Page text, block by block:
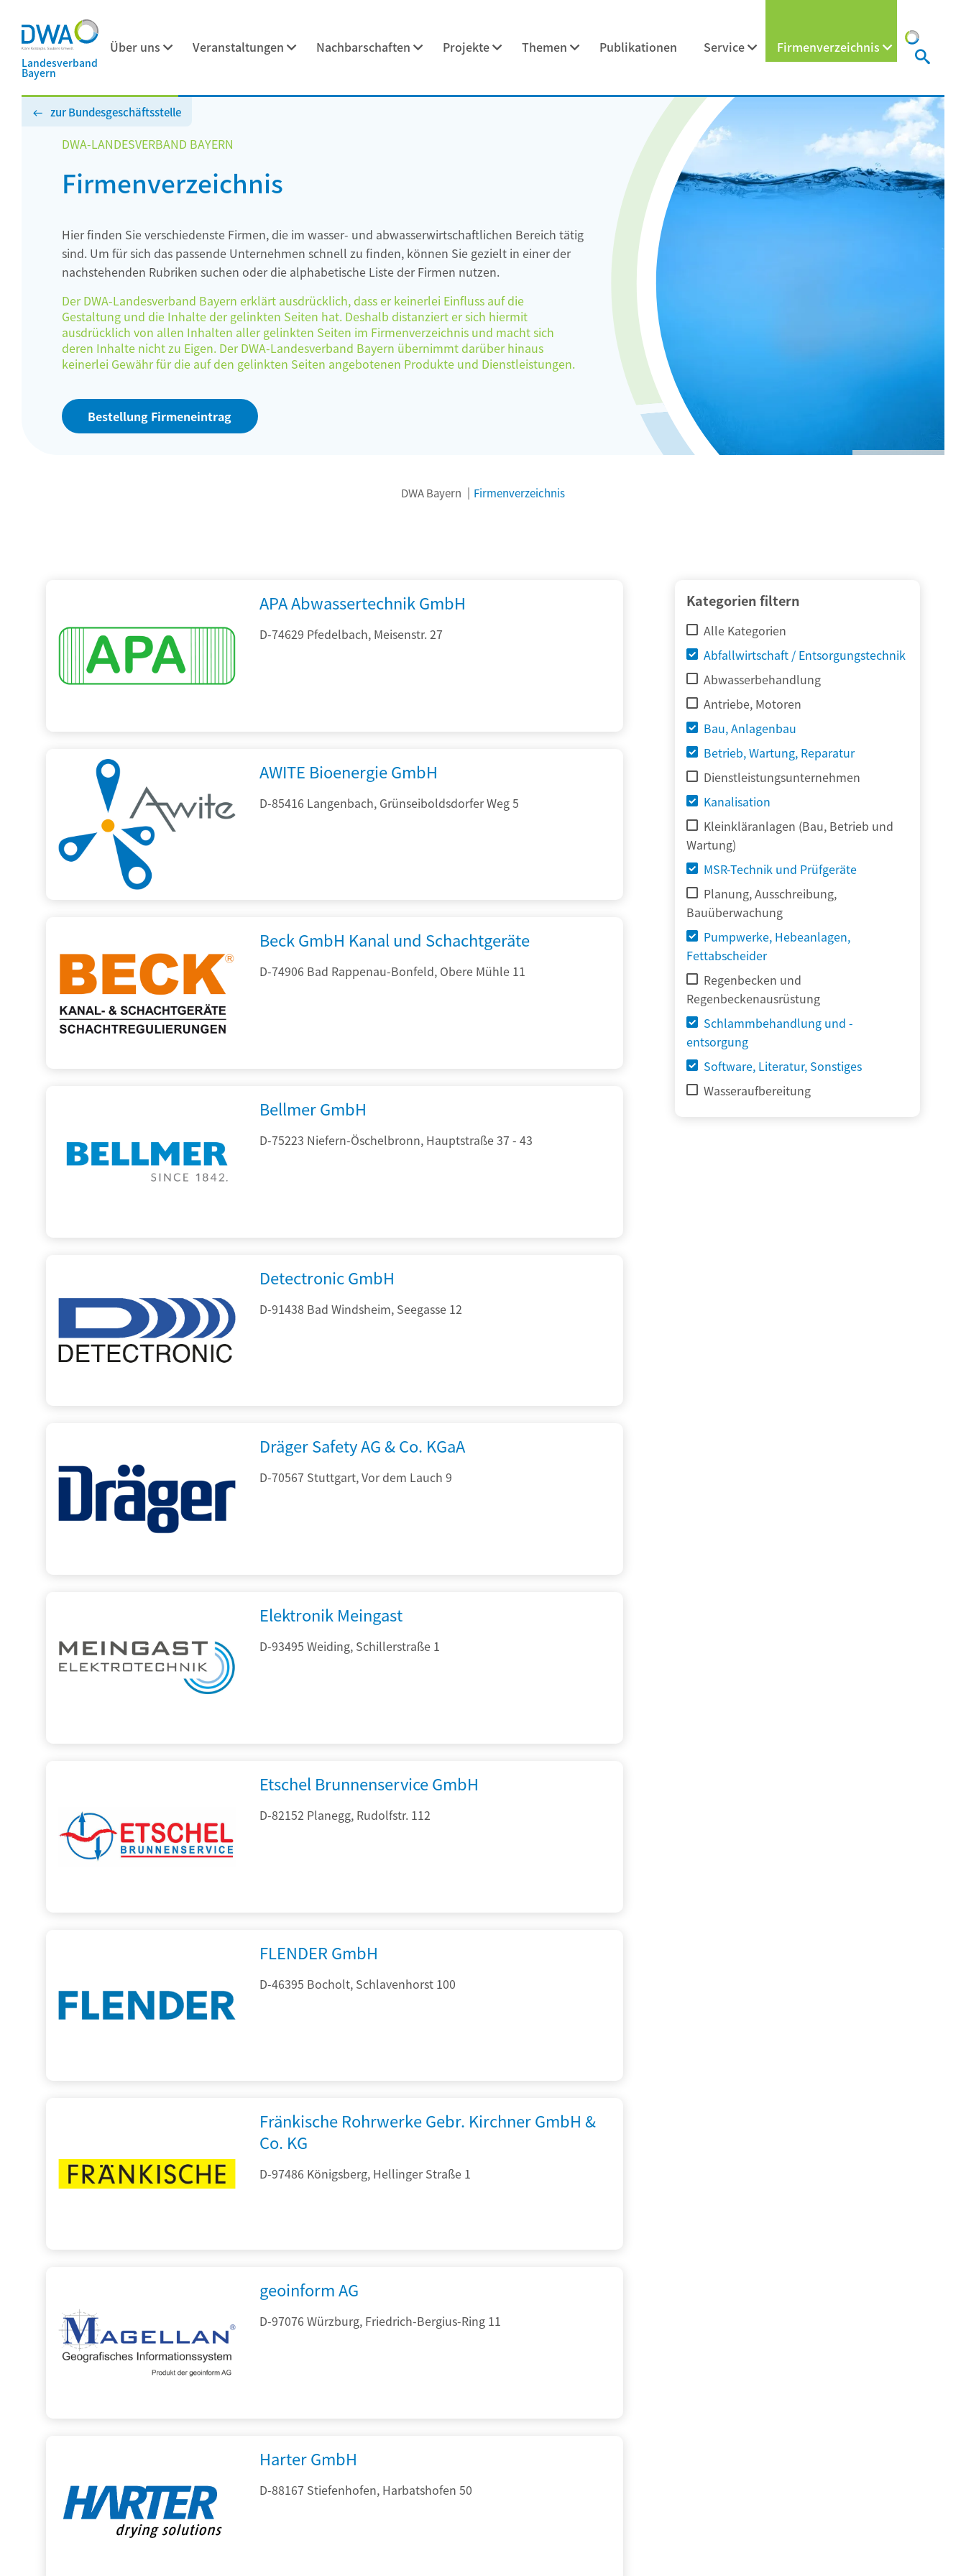
Landesverband
Bayern
Über uns Veranstaltungen Nachbarschaften Projekte Themen Publikationen Service Firmenverzeichnis
zur Bundesgeschäftsstelle
DWA-LANDESVERBAND BAYERN
Firmenverzeichnis
Hier finden Sie verschiedenste Firmen, die im wasser- und abwasserwirtschaftlichen Bereich tätig
sind. Um für sich das passende Unternehmen schnell zu finden, können Sie gezielt in einer der
nachstehenden Rubriken suchen oder die alphabetische Liste der Firmen nutzen.
Der DWA-Landesverband Bayern erklärt ausdrücklich, dass er keinerlei Einfluss auf die
Gestaltung und die Inhalte der gelinkten Seiten hat. Deshalb distanziert er sich hiermit
ausdrücklich von allen Inhalten aller gelinkten Seiten im Firmenverzeichnis und macht sich
deren Inhalte nicht zu Eigen. Der DWA-Landesverband Bayern übernimmt darüber hinaus
keinerlei Gewähr für die auf den gelinkten Seiten angebotenen Produkte und Dienstleistungen.
Bestellung Firmeneintrag
DWA Bayern Firmenverzeichnis
Kategorien filtern
Alle Kategorien
Abfallwirtschaft / Entsorgungstechnik
Abwasserbehandlung
Antriebe, Motoren
Bau, Anlagenbau
Betrieb, Wartung, Reparatur
Dienstleistungsunternehmen
Kanalisation
Kleinkläranlagen (Bau, Betrieb und
Wartung)
MSR-Technik und Prüfgeräte
Planung, Ausschreibung,
Bauüberwachung
Pumpwerke, Hebeanlagen,
Fettabscheider
Regenbecken und
Regenbeckenausrüstung
Schlammbehandlung und -
entsorgung
Software, Literatur, Sonstiges
Wasseraufbereitung
APA Abwassertechnik GmbH
D-74629 Pfedelbach, Meisenstr. 27
AWITE Bioenergie GmbH
D-85416 Langenbach, Grünseiboldsdorfer Weg 5
Beck GmbH Kanal und Schachtgeräte
D-74906 Bad Rappenau-Bonfeld, Obere Mühle 11
Bellmer GmbH
D-75223 Niefern-Öschelbronn, Hauptstraße 37 - 43
Detectronic GmbH
D-91438 Bad Windsheim, Seegasse 12
Dräger Safety AG & Co. KGaA
D-70567 Stuttgart, Vor dem Lauch 9
Elektronik Meingast
D-93495 Weiding, Schillerstraße 1
Etschel Brunnenservice GmbH
D-82152 Planegg, Rudolfstr. 112
FLENDER GmbH
D-46395 Bocholt, Schlavenhorst 100
Fränkische Rohrwerke Gebr. Kirchner GmbH &
Co. KG
D-97486 Königsberg, Hellinger Straße 1
geoinform AG
D-97076 Würzburg, Friedrich-Bergius-Ring 11
Harter GmbH
D-88167 Stiefenhofen, Harbatshofen 50